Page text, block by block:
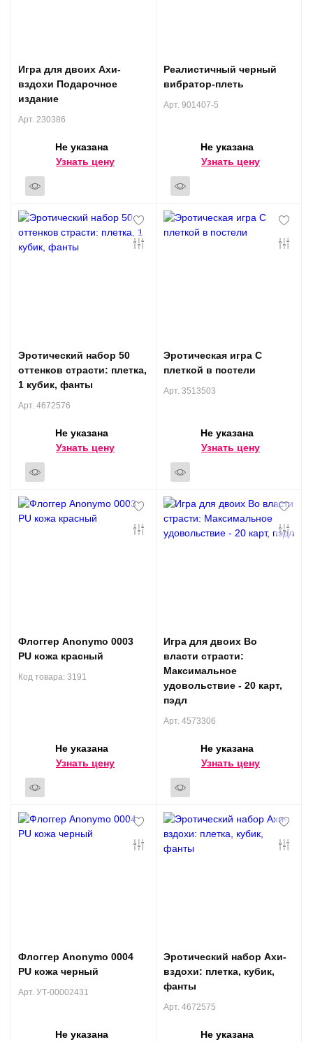
Игра для двоих Ахи-
вздохи Подарочное
издание
Арт. 230386
Не указана
Узнать цену
Реалистичный черный
вибратор-плеть
Арт. 901407-5
Не указана
Узнать цену
Эротический набор 50
оттенков страсти: плетка,
1 кубик, фанты
Арт. 4672576
Не указана
Узнать цену
Эротическая игра С
плеткой в постели
Арт. 3513503
Не указана
Узнать цену
Флоггер Anonymo 0003
PU кожа красный
Код товара: 3191
Не указана
Узнать цену
Игра для двоих Во
власти страсти:
Максимальное
удовольствие - 20 карт,
пэдл
Арт. 4573306
Не указана
Узнать цену
Флоггер Anonymo 0004
PU кожа черный
Арт. УТ-00002431
Не указана
Эротический набор Ахи-
вздохи: плетка, кубик,
фанты
Арт. 4672575
Не указана